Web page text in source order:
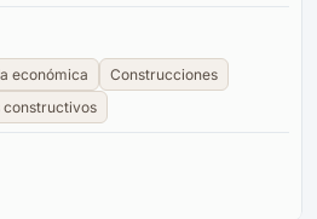
económica
Construcciones
constructivos